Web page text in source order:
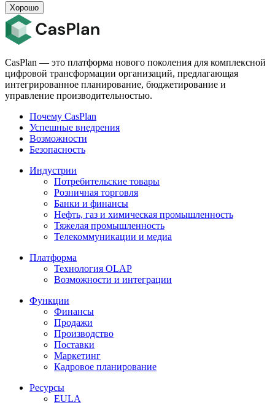
Хорошо
CasPlan — это платформа нового поколения для комплексной
цифровой трансформации организаций, предлагающая
интегрированное планирование, бюджетирование и
управление производительностью.
Почему CasPlan
Успешные внедрения
Возможности
Безопасность
Индустрии
Потребительские товары
Розничная торговля
Банки и финансы
Нефть, газ и химическая промышленность
Тяжелая промышленность
Телекоммуникации и медиа
Платформа
Технология OLAP
Возможности и интеграции
Функции
Финансы
Продажи
Производство
Поставки
Маркетинг
Кадровое планирование
Ресурсы
EULA